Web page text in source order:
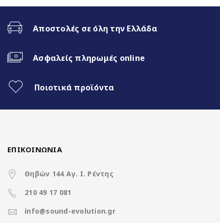
32 mm high-end fabric tweeter
Low viscosity ferrofluid
Maximum Power Input: 30W
Shiny turned aluminum housing with hexagonal grille
Αποστολές σε όλη την Ελλάδα
Ασφαλείς πληρωμές online
Ποιοτικά προϊόντα
ΕΠΙΚΟΙΝΩΝΙΑ
Θηβών 144 Αγ. Ι. Ρέντης
210 49 17 081
info@sound-evolution.gr